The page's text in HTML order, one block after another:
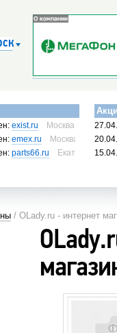
exist.ru
Москва, Россия
emex.ru
Москва, Россия
parts66.ru Екатеринбург,
/ OLady.ru - интернет